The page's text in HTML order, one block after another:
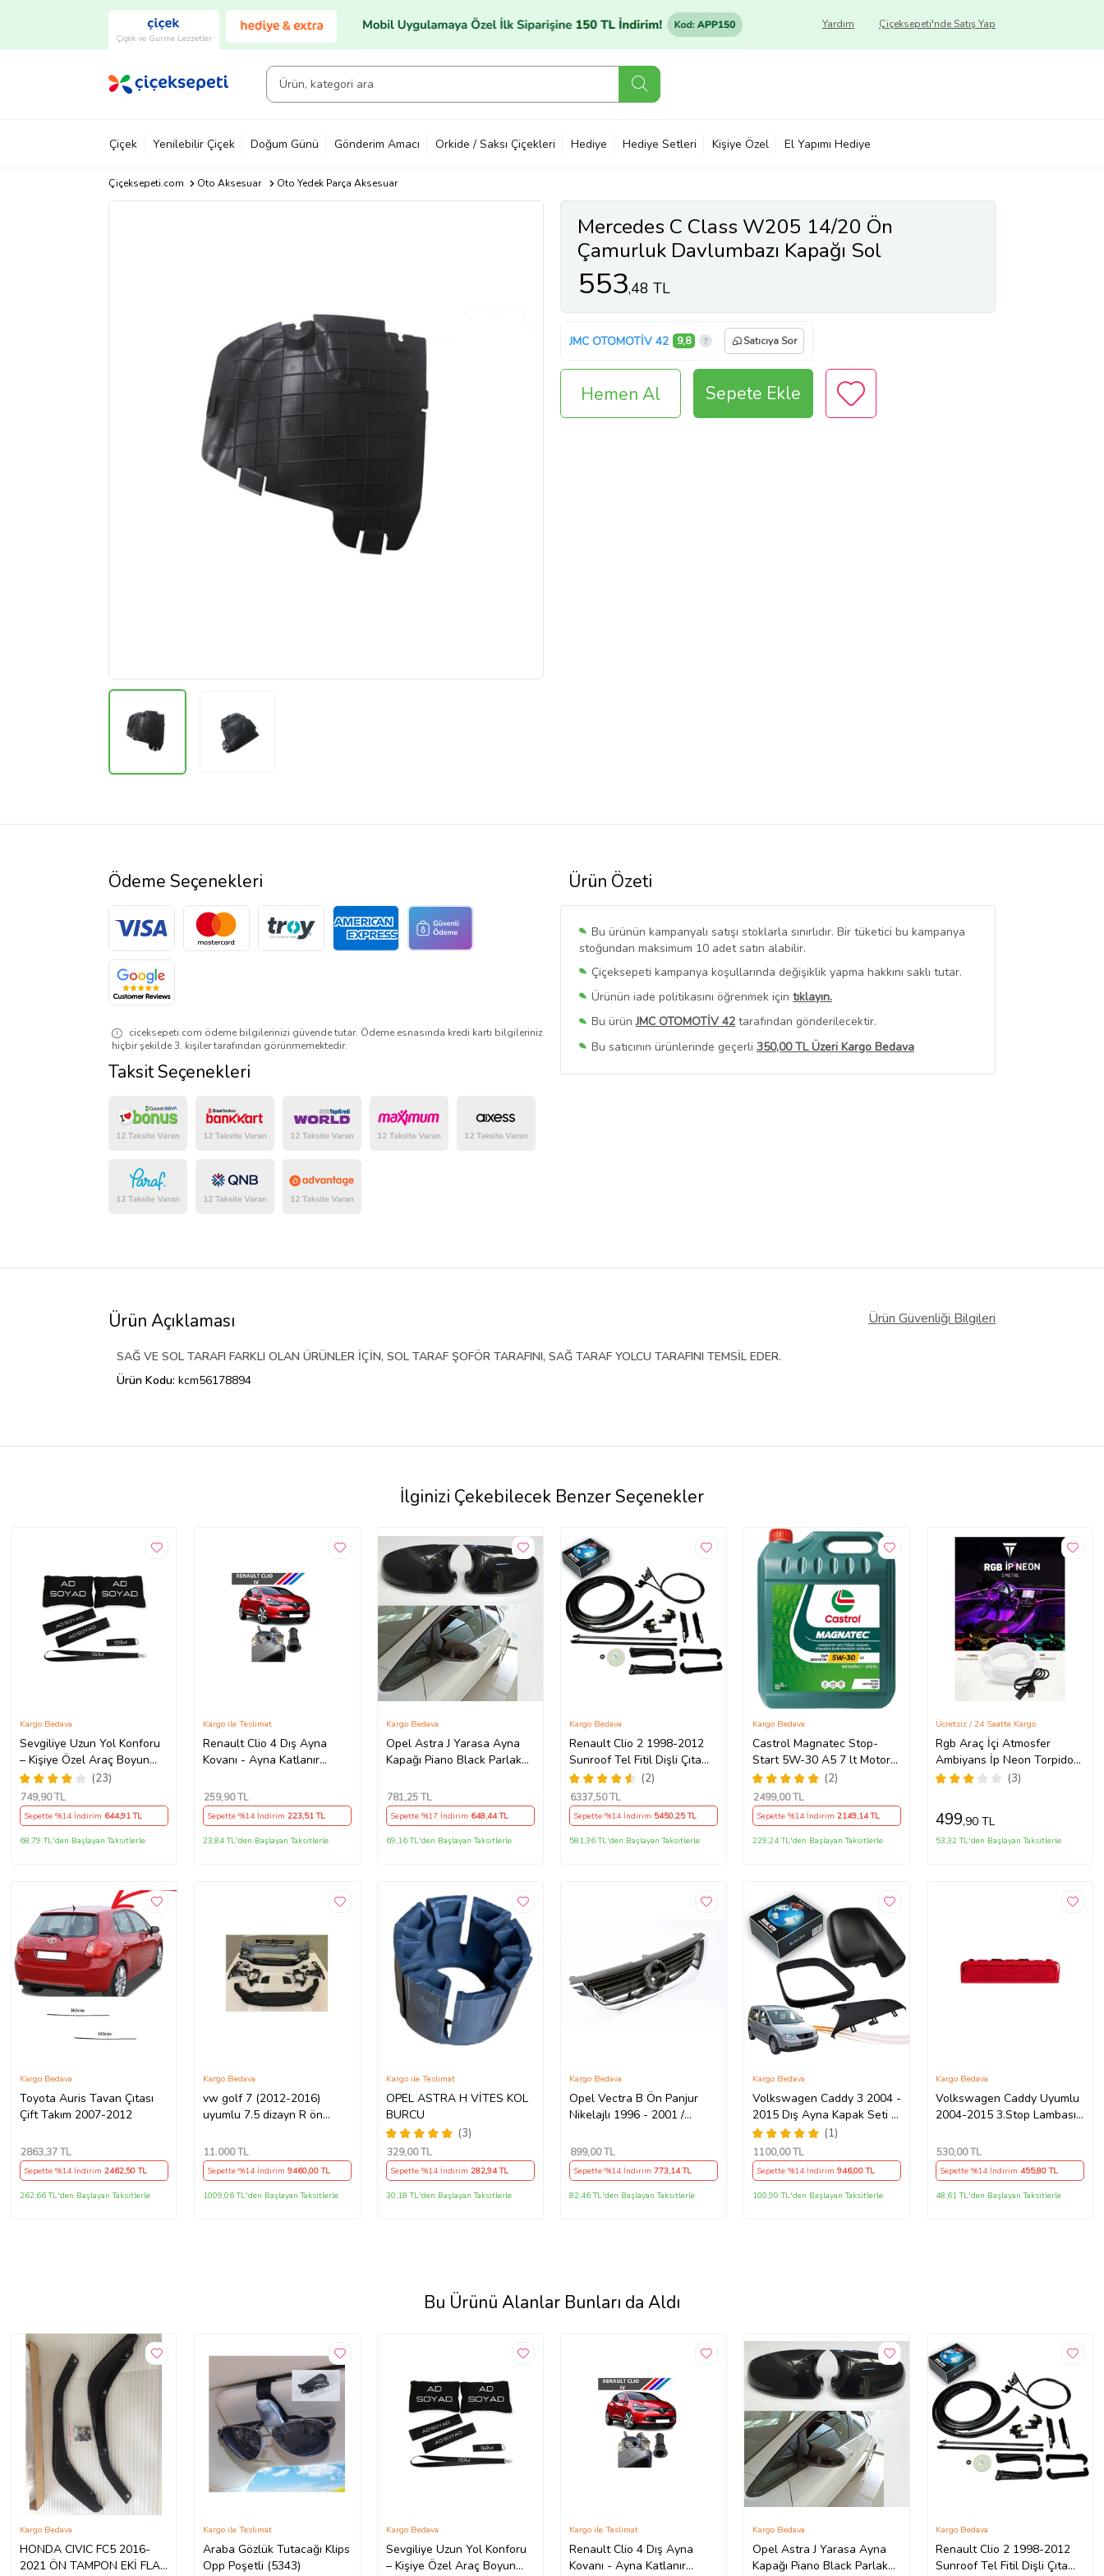
Çiçek ve Gurme Lezzetler
Çiçeksepeti'nde Satış Yap
Yardım
Çiçek Yenilebilir Çiçek Doğum Günü Gönderim Amacı Orkide / Saksı Çiçekleri Hediye Hediye Setleri Kişiye Özel El Yapımı Hediye
Çiçeksepeti.com Oto Aksesuar Oto Yedek Parça Aksesuar
Mercedes C Class W205 14/20 Ön
Çamurluk Davlumbazı Kapağı Sol
553,48 TL
JMC OTOMOTİV 42 9,8 Satıcıya Sor
Hemen Al Sepete Ekle
Ürün Özeti
Bu ürünün kampanyalı satışı stoklarla sınırlıdır. Bir tüketici bu kampanya
stoğundan maksimum 10 adet satın alabilir.
Çiçeksepeti kampanya koşullarında değişiklik yapma hakkını saklı tutar.
Ürünün iade politikasını öğrenmek için tıklayın.
Bu ürünJMC OTOMOTİV 42 tarafından gönderilecektir.
Bu satıcının ürünlerinde geçerli 350,00 TL Üzeri Kargo Bedava
Bu SatıcınınTüm Ürünlerini Görüntüle
Ödeme Seçenekleri
ciceksepeti.com ödeme bilgilerinizi güvende tutar. Ödeme esnasında kredi kartı bilgileriniz
hiçbir şekilde 3. kişiler tarafından görünmemektedir.
Taksit Seçenekleri
Ürün Açıklaması Ürün Güvenliği Bilgileri
SAĞ VE SOL TARAFI FARKLI OLAN ÜRÜNLER İÇİN, SOL TARAF ŞOFÖR TARAFINI, SAĞ TARAF YOLCU TARAFINI TEMSİL EDER.
Ürün Kodu: kcm56178894
İlginizi Çekebilecek Benzer Seçenekler
Sevgiliye Uzun Yol Konforu
– Kişiye Özel Araç Boyun
Yastığı & Kemer Pedi Hediye
Seti
(23)
Kargo Bedava
749,90 TL
Sepette %14 İndirim 644,91 TL
68,79 TL'den Başlayan Taksitlerle
Renault Clio 4 Dış Ayna
Kovanı - Ayna Katlanır
490307706 M3625
Kargo ile Teslimat
259,90 TL
Sepette %14 İndirim 223,51 TL
23,84 TL'den Başlayan Taksitlerle
Opel Astra J Yarasa Ayna
Kapağı Piano Black Parlak
Kargo Bedava
781,25 TL
Sepette %17 İndirim 648,44 TL
69,16 TL'den Başlayan Taksitlerle
Renault Clio 2 1998-2012
Sunroof Tel Fitil Dişli Çıta
Ayak Seti
(2)
Kargo Bedava
6337,50 TL
Sepette %14 İndirim 5450,25 TL
581,36 TL'den Başlayan Taksitlerle
Castrol Magnatec Stop-
Start 5W-30 A5 7 lt Motor
Yağı Ü.T 2024 (2)
Kargo Bedava
2499,00 TL
Sepette %14 İndirim2149,14 TL
229,24 TL'den Başlayan Taksitlerle
Rgb Araç İçi Atmosfer
Ambiyans İp Neon Torpido
Led 3 Metre USB Girişli
(3)
Ücretsiz / 24 Saatte Kargo
499,90 TL
53,32 TL'den Başlayan Taksitlerle
Toyota Auris Tavan Çıtası
Çift Takım 2007-2012
Kargo Bedava
2863,37 TL
Sepette %14 İndirim 2462,50 TL
262,66 TL'den Başlayan Taksitlerle
vw golf 7 (2012-2016)
uyumlu 7.5 dizayn R ön
Kargo Bedava
11.000TL
Sepette %14 İndirim 9460,00 TL
1009,06 TL'den Başlayan Taksitlerle
OPEL ASTRA H VİTES KOL
BURCU
(3)
Kargo ile Teslimat
329,00 TL
Sepette %14 İndirim 282,94 TL
30,18 TL'den Başlayan Taksitlerle
Opel Vectra B Ön Panjur
Nikelajlı 1996 - 2001 /
Kargo Bedava
899,00 TL
Sepette %14 İndirim 773,14 TL
82,46 TL'den Başlayan Taksitlerle
Volkswagen Caddy 3 2004 -
2015 Dış Ayna Kapak Seti -
Sol 7E18575289 B9
(1)
Kargo Bedava
1100,00 TL
Sepette %14 İndirim946,00 TL
100,90 TL'den Başlayan Taksitlerle
Volkswagen Caddy Uyumlu
2004-2015 3.Stop Lambası
Kargo Bedava
530,00 TL
Sepette %14 İndirim 455,80 TL
48,61 TL'den Başlayan Taksitlerle
Bu Ürünü Alanlar Bunları da Aldı
HONDA CIVIC FC5 2016-
2021 ÖN TAMPON EKİ FLAP
Kargo Bedava
Araba Gözlük Tutacağı Klips
Opp Poşetli (5343)
Kargo ile Teslimat
Sevgiliye Uzun Yol Konforu
– Kişiye Özel Araç Boyun
Kargo Bedava
Renault Clio 4 Dış Ayna
Kovanı - Ayna Katlanır
Kargo ile Teslimat
Opel Astra J Yarasa Ayna
Kapağı Piano Black Parlak
Kargo Bedava
Renault Clio 2 1998-2012
Sunroof Tel Fitil Dişli Çıta
Kargo Bedava